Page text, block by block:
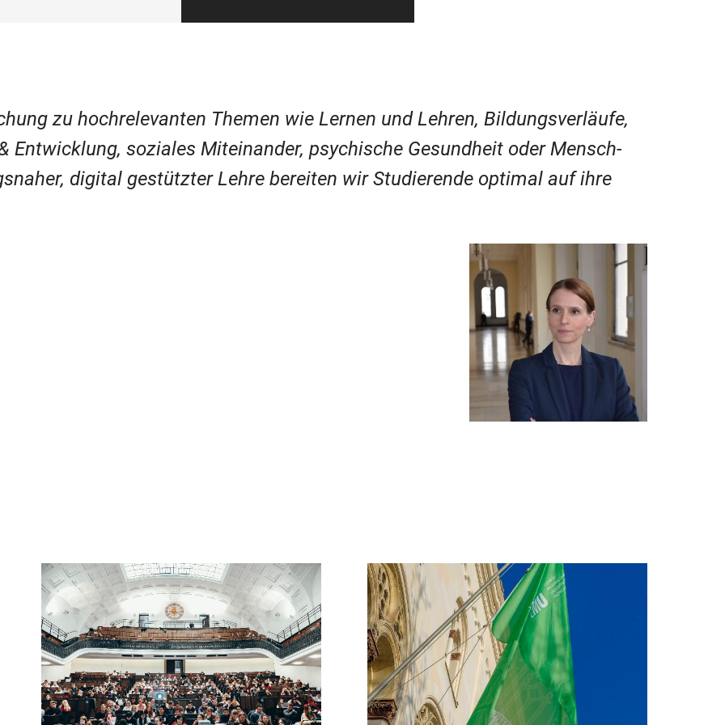
zu hochrelevanten Themen wie Lernen und Lehren, Bildungsverläufe,
Entwicklung, soziales Miteinander, psychische Gesundheit oder Mensch-
digital gestützter Lehre bereiten wir Studierende optimal auf ihre